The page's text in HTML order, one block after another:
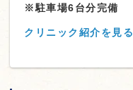
※駐車場6台分完備
クリニック紹介を見る